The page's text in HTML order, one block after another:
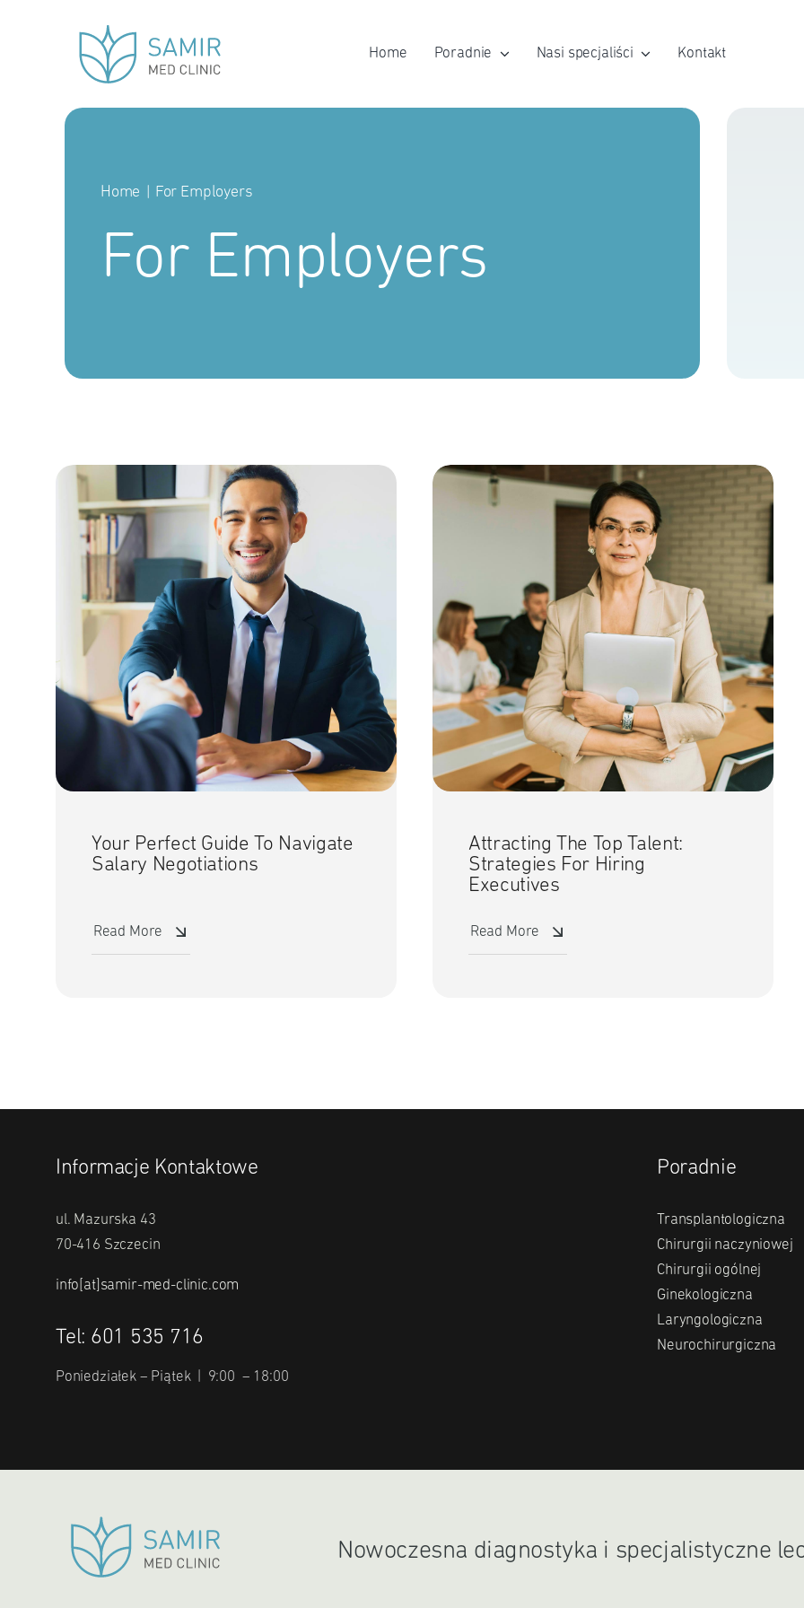
Home Poradnie Nasi specjaliści Kontakt
Home For Employers
For Employers
Your Perfect Guide To Navigate
Salary Negotiations
Read More
Attracting The Top Talent:
Strategies For Hiring
Executives
Read More
Informacje Kontaktowe
ul. Mazurska 43
70-416 Szczecin
info[at]samir-med-clinic.com
Tel: 601 535 716
Poniedziałek – Piątek | 9:00 – 18:00
Poradnie
Transplantologiczna
Chirurgii naczyniowej
Chirurgii ogólnej
Ginekologiczna
Laryngologiczna
Neurochirurgiczna
Nowoczesna diagnostyka i specjalistyczne